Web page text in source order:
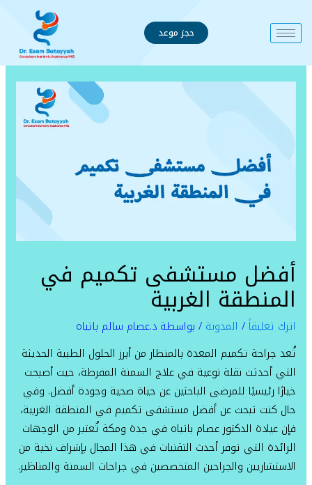
إلى
المحتوى
حجز موعد
أفضل مستشفى تكميم في
المنطقة الغربية
اترك تعليقاً/ المدونة / بواسطة د.عصام سالم باتياه
تُعد جراحة تكميم المعدة بالمنظار من أبرز الحلول الطبية الحديثة
التي أحدثت نقلة نوعية في علاج السمنة المفرطة، حيث أصبحت
خيارًا رئيسيًا للمرضى الباحثين عن حياة صحية وجودة أفضل. وفي
حال كنت تبحث عن أفضل مستشفى تكميم في المنطقة الغربية،
فإن عيادة الدكتور عصام باتياه في جدة ومكة تُعتبر من الوجهات
الرائدة التي توفر أحدث التقنيات في هذا المجال بإشراف نخبة من
الاستشاريين والجراحين المتخصصين في جراحات السمنة والمناظير.